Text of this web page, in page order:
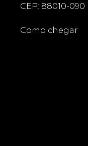
CEP: 88010-090
Como chegar